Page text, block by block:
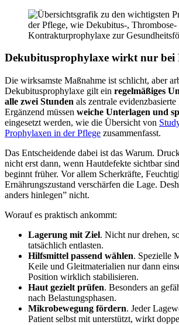
Dekubitusprophylaxe wirkt nur bei
Die wirksamste Maßnahme ist schlicht, aber
Dekubitusprophylaxe gilt ein regelmäßiges
alle zwei Stunden als zentrale
Ergänzend müssen weiche Unterlagen und
eingesetzt werden, wie die Übersicht von
Prophylaxen in der Pflege zusammenfasst.
Das Entscheidende dabei ist das Warum.
nicht erst dann, wenn Hautdefekte sichtbar
beginnt früher. Vor allem Scherkräfte,
Ernährungszustand verschärfen die Lage.
anders hinlegen” nicht.
Worauf es praktisch ankommt:
Lagerung mit Ziel. Nicht nur drehen,
tatsächlich entlasten.
Hilfsmittel passend wählen. Spezielle
Keile und Gleitmaterialien nur dann
Position wirklich stabilisieren.
Haut gezielt prüfen. Besonders an
nach Belastungsphasen.
Mikrobewegung fördern. Jeder
Patient selbst mit unterstützt, wirkt